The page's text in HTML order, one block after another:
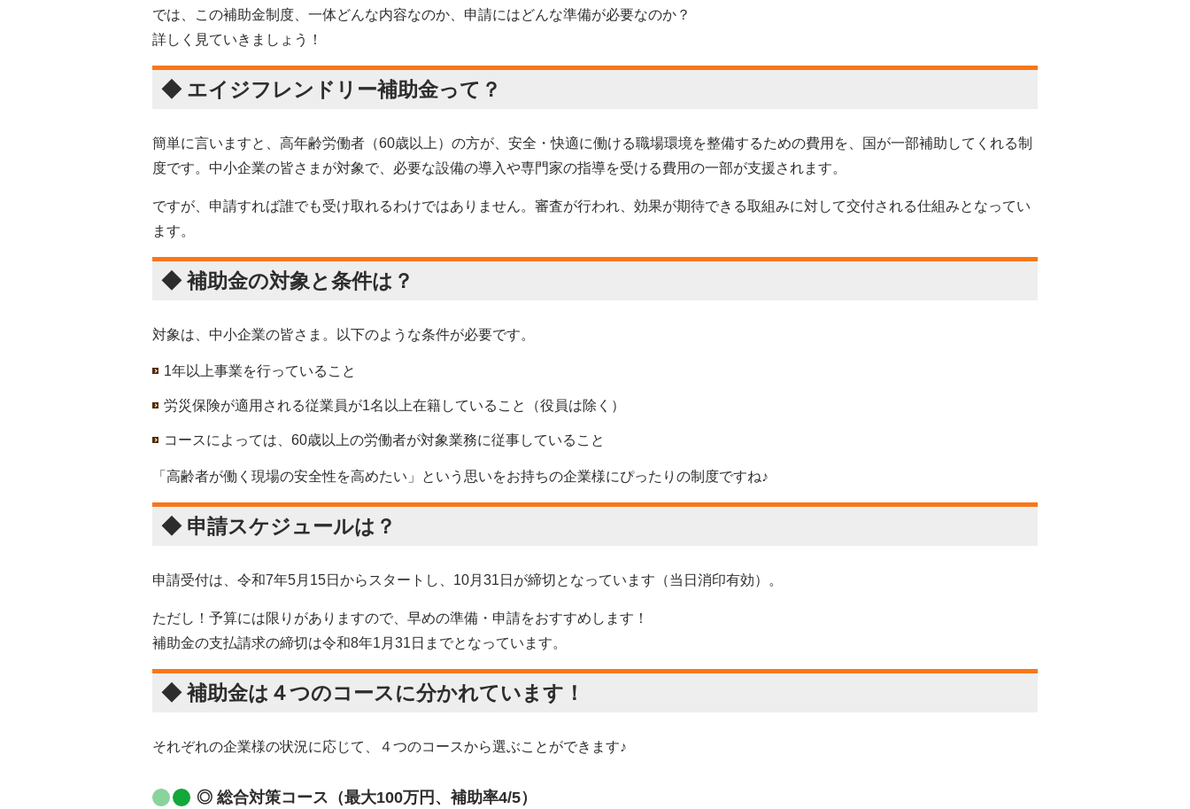
では、この補助金制度、一体どんな内容なのか、申請にはどんな準備が必要なのか？
詳しく見ていきましょう！
◆ エイジフレンドリー補助金って？
簡単に言いますと、高年齢労働者（60歳以上）の方が、安全・快適に働ける職場環境を整備するための費用を、国が一部補助してくれる制
度です。中小企業の皆さまが対象で、必要な設備の導入や専門家の指導を受ける費用の一部が支援されます。
ですが、申請すれば誰でも受け取れるわけではありません。審査が行われ、効果が期待できる取組みに対して交付される仕組みとなってい
ます。
◆ 補助金の対象と条件は？
対象は、中小企業の皆さま。以下のような条件が必要です。
1年以上事業を行っていること
労災保険が適用される従業員が1名以上在籍していること（役員は除く）
コースによっては、60歳以上の労働者が対象業務に従事していること
「高齢者が働く現場の安全性を高めたい」という思いをお持ちの企業様にぴったりの制度ですね♪
◆ 申請スケジュールは？
申請受付は、令和7年5月15日からスタートし、10月31日が締切となっています（当日消印有効）。
ただし！予算には限りがありますので、早めの準備・申請をおすすめします！
補助金の支払請求の締切は令和8年1月31日までとなっています。
◆ 補助金は４つのコースに分かれています！
それぞれの企業様の状況に応じて、４つのコースから選ぶことができます♪
◎ 総合対策コース（最大100万円、補助率4/5）